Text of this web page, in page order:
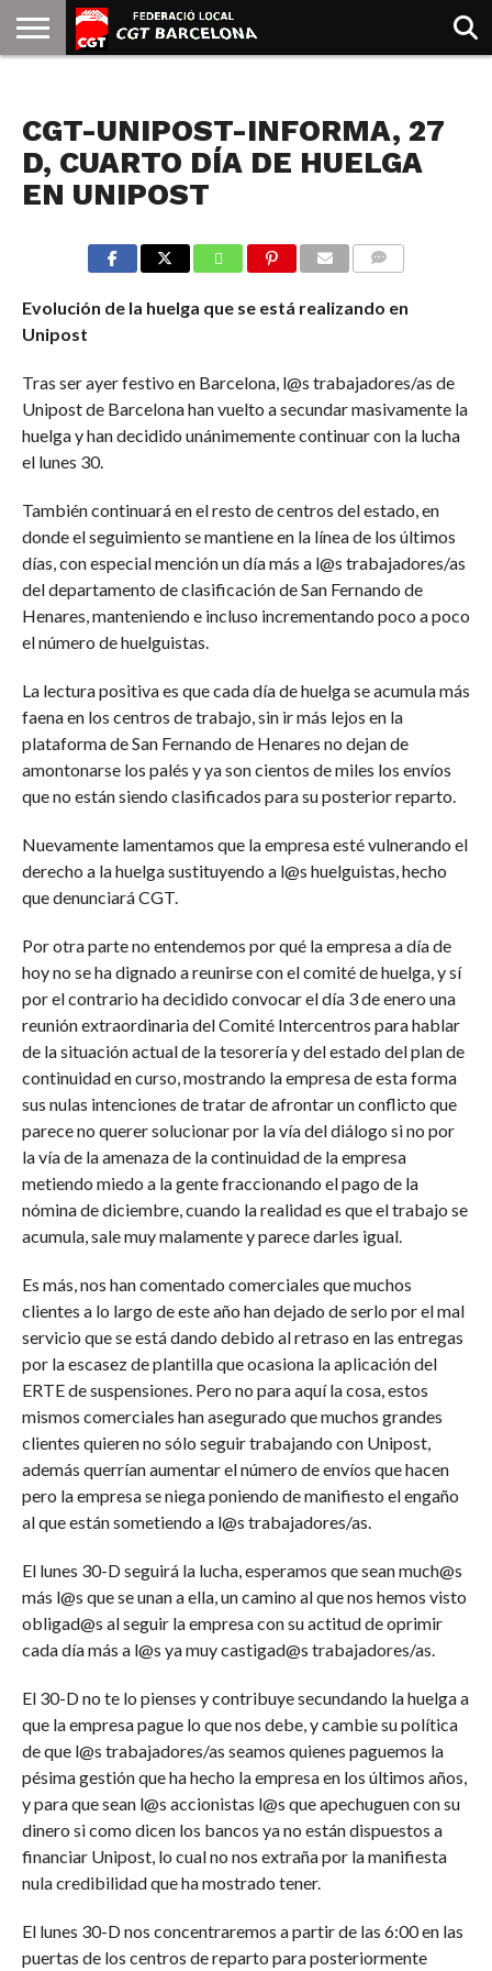
GOLDMAN
CGT-UNIPOST-INFORMA, 27
D, CUARTO DÍA DE HUELGA
EN UNIPOST
Evolución de la huelga que se está realizando en
Unipost
Tras ser ayer festivo en Barcelona, l@s trabajadores/as de
Unipost de Barcelona han vuelto a secundar masivamente la
huelga y han decidido unánimemente continuar con la lucha
el lunes 30.
También continuará en el resto de centros del estado, en
donde el seguimiento se mantiene en la línea de los últimos
días, con especial mención un día más a l@s trabajadores/as
del departamento de clasificación de San Fernando de
Henares, manteniendo e incluso incrementando poco a poco
el número de huelguistas.
La lectura positiva es que cada día de huelga se acumula más
faena en los centros de trabajo, sin ir más lejos en la
plataforma de San Fernando de Henares no dejan de
amontonarse los palés y ya son cientos de miles los envíos
que no están siendo clasificados para su posterior reparto.
Nuevamente lamentamos que la empresa esté vulnerando el
derecho a la huelga sustituyendo a l@s huelguistas, hecho
que denunciará CGT.
Por otra parte no entendemos por qué la empresa a día de
hoy no se ha dignado a reunirse con el comité de huelga, y sí
por el contrario ha decidido convocar el día 3 de enero una
reunión extraordinaria del Comité Intercentros para hablar
de la situación actual de la tesorería y del estado del plan de
continuidad en curso, mostrando la empresa de esta forma
sus nulas intenciones de tratar de afrontar un conflicto que
parece no querer solucionar por la vía del diálogo si no por
la vía de la amenaza de la continuidad de la empresa
metiendo miedo a la gente fraccionando el pago de la
nómina de diciembre, cuando la realidad es que el trabajo se
acumula, sale muy malamente y parece darles igual.
Es más, nos han comentado comerciales que muchos
clientes a lo largo de este año han dejado de serlo por el mal
servicio que se está dando debido al retraso en las entregas
por la escasez de plantilla que ocasiona la aplicación del
ERTE de suspensiones. Pero no para aquí la cosa, estos
mismos comerciales han asegurado que muchos grandes
clientes quieren no sólo seguir trabajando con Unipost,
además querrían aumentar el número de envíos que hacen
pero la empresa se niega poniendo de manifiesto el engaño
al que están sometiendo a l@s trabajadores/as.
El lunes 30-D seguirá la lucha, esperamos que sean much@s
más l@s que se unan a ella, un camino al que nos hemos visto
obligad@s al seguir la empresa con su actitud de oprimir
cada día más a l@s ya muy castigad@s trabajadores/as.
El 30-D no te lo pienses y contribuye secundando la huelga a
que la empresa pague lo que nos debe, y cambie su política
de que l@s trabajadores/as seamos quienes paguemos la
pésima gestión que ha hecho la empresa en los últimos años,
y para que sean l@s accionistas l@s que apechuguen con su
dinero si como dicen los bancos ya no están dispuestos a
financiar Unipost, lo cual no nos extraña por la manifiesta
nula credibilidad que ha mostrado tener.
El lunes 30-D nos concentraremos a partir de las 6:00 en las
puertas de los centros de reparto para posteriormente